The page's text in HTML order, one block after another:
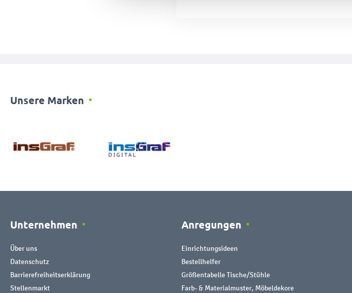
Unsere Marken
Unternehmen
Über uns
Datenschutz
Barrierefreiheitserklärung
Stellenmarkt
Anregungen
Einrichtungsideen
Bestellhelfer
Größentabelle Tische/Stühle
Farb- & Materialmuster, Möbeldekore